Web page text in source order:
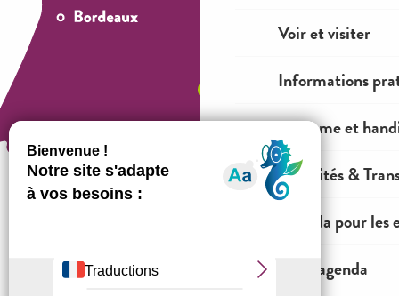
Voir et visiter
Informations
Tourisme et
Mobilités &
Agenda pour
Tout l'agenda